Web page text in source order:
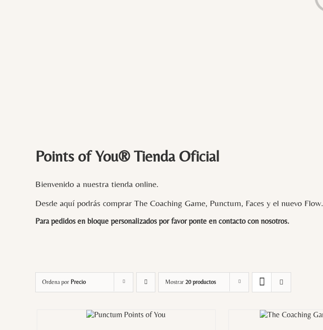
Points of You® Tienda Oficial
Bienvenido a nuestra tienda online.
Desde aquí podrás comprar The Coaching Game, Punctum, Faces y el nuevo Flow.
Para pedidos en bloque personalizados por favor ponte en contacto con nosotros.
Ordena por Precio Mostrar 20 productos